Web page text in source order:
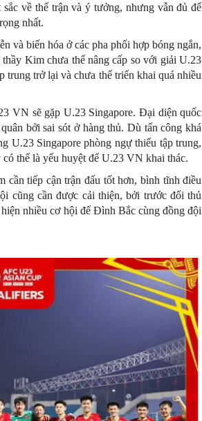
về thế trận và ý tưởng, nhưng vẫn đủ để
nhất.
và biến hóa ở các pha phối hợp bóng ngắn,
Kim chưa thể nâng cấp so với giải U.23
trở lại và chưa thể triển khai quá nhiều
VN sẽ gặp U.23 Singapore. Đại diện quốc
bởi sai sót ở hàng thủ. Dù tấn công khá
U.23 Singapore phòng ngự thiếu tập trung,
thể là yếu huyệt để U.23 VN khai thác.
tiếp cận trận đấu tốt hơn, bình tĩnh điều
cũng cần được cải thiện, bởi trước đối thủ
nhiều cơ hội để Đình Bắc cùng đồng đội